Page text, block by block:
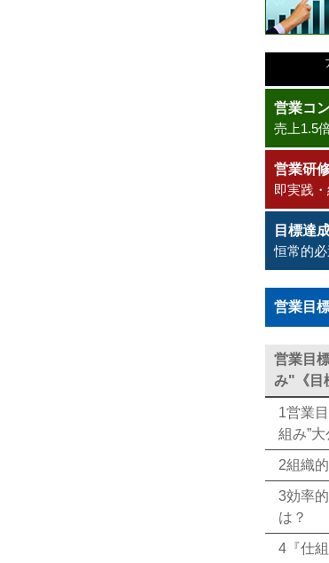
営業コ
売上1.5
営業研
即実践
目標達
恒常的必
営業目
営業目
み"《目
1営業
組み”大
2組織
3効率
は？
4『仕